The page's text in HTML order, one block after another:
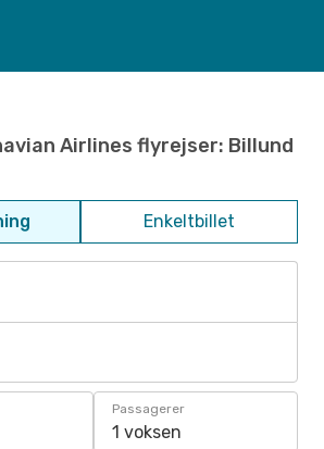
Airlines flyrejser: Billund
Enkeltbillet
Passagerer
1 voksen